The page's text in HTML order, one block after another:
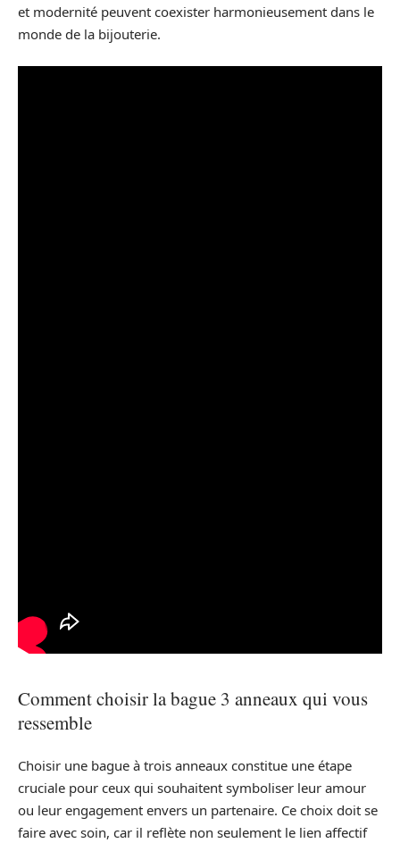
et modernité peuvent coexister harmonieusement dans le
monde de la bijouterie.
Comment choisir la bague 3 anneaux qui vous
ressemble
Choisir une bague à trois anneaux constitue une étape
cruciale pour ceux qui souhaitent symboliser leur amour
ou leur engagement envers un partenaire. Ce choix doit se
faire avec soin, car il reflète non seulement le lien affectif